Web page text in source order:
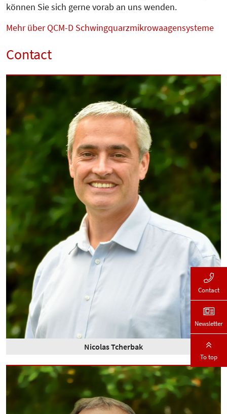
können Sie sich gerne vorab an uns wenden.
Mehr über QCM-D Schwingquarzmikrowaagensysteme
Contact
Nicolas Tcherbak
Contact
Newsletter
To top